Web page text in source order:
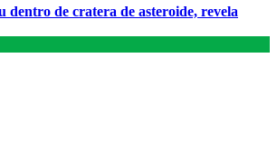
dentro de cratera de asteroide, revela